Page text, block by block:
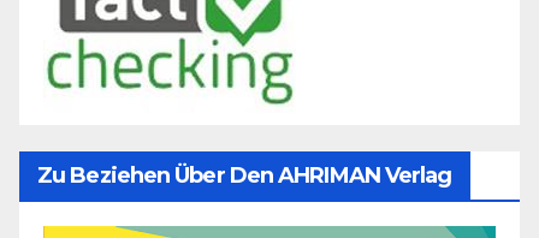
Zu Beziehen Über Den AHRIMAN Verlag